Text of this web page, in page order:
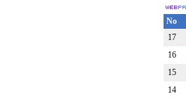
No
17
16
15
14